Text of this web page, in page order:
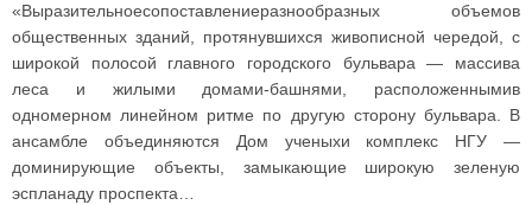
«Выразительноесопоставлениеразнообразных объемов
общественных зданий, протянувшихся живописной чередой, с
широкой полосой главного городского бульвара — массива
леса и жилыми домами-башнями, расположеннымив
одномерном линейном ритме по другую сторону бульвара. В
ансамбле объединяются Дом ученыхи комплекс НГУ —
доминирующие объекты, замыкающие широкую зеленую
эспланаду проспекта…